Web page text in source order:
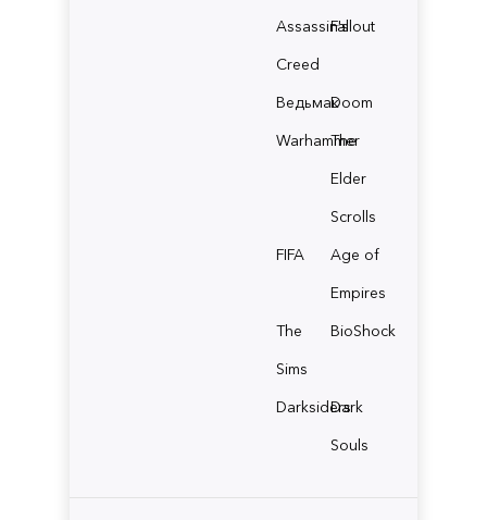
Assassin's
Creed
Fallout
ВедьмакDoom
Warhammer
The
Elder
Scrolls
FIFA
Age of
Empires
The
Sims
BioShock
Darksiders
Dark
Souls